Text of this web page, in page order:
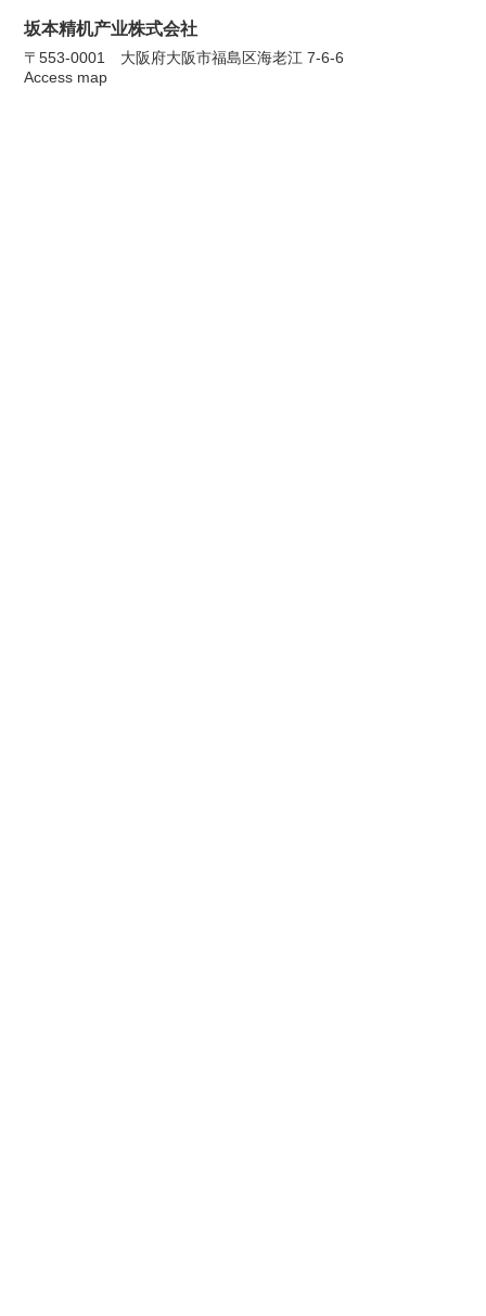
坂本精机产业株式会社
〒553-0001 大阪府大阪市福島区海老江 7-6-6
Access map